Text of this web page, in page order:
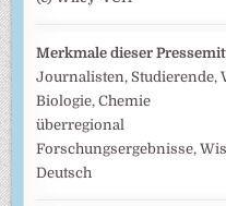
Merkmale dieser
Journalisten, Studierende,
Biologie, Chemie
überregional
Forschungsergebnisse,
Deutsch